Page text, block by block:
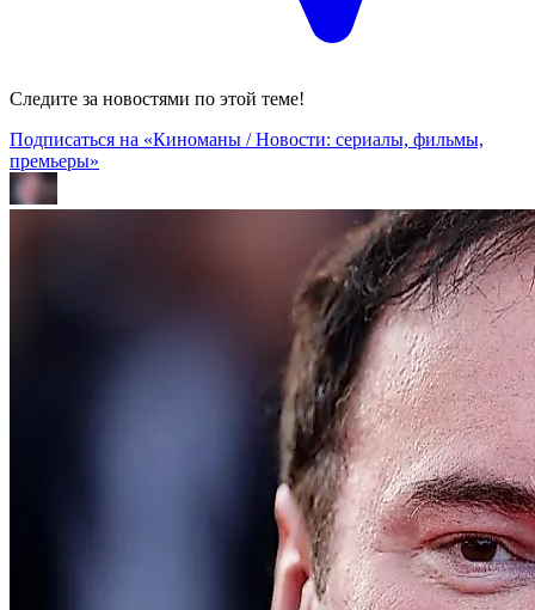
Следите за новостями по этой теме!
Подписаться на «Киноманы / Новости: сериалы, фильмы,
премьеры»